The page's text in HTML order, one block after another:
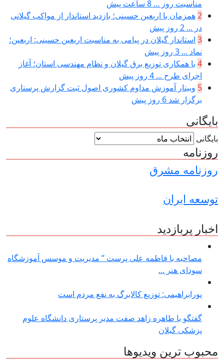
مناسبت روز ... 8 ساعت پیش
2همزمان با اربعین حسینی؛ بازدید استاندار از مواکب گیلانی
در ... 2 روز پیش
3 استاندار گیلان در پیامی به مناسبت اربعین حسینی: اربعین؛
نماد ... 3 روز پیش
4 با همکاری توزیع برق گیلان و نظام مهندسی استان؛ آغاز
اجرای طرح ... 4 روز پیش
5 وبینار آموزش مداوم کشوری اصول ثبت گزارش پرستاری
برگزار شد 6 روز پیش
بایگانی
بایگانی
روزنامه
روزنامه مشرق
توسعه ایران
اخبار پربازدید
مصاحبه با فاطمه علی پرست ” مدیریت و موسس آموزشگاه
سودای هنر ...
پورابراهیمی: توزیع کالابرگ به نفع مردم است
گفتگو با طاهره زاهد صفت مدیر پرستاری دانشگاه علوم
پزشکی گیلان
محبوب ترین ویدیوها